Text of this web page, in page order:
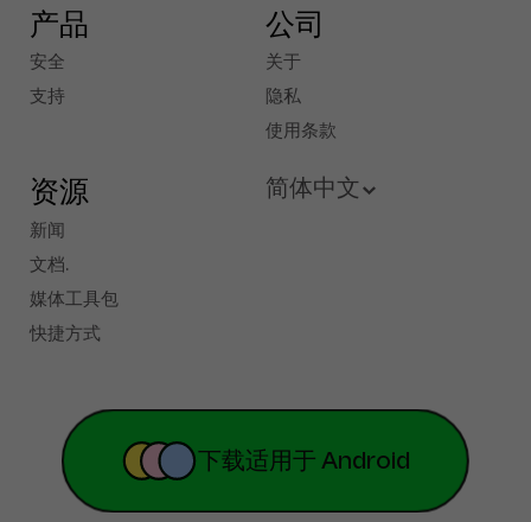
产品
安全
支持
公司
关于
隐私
使用条款
资源
新闻
文档.
媒体工具包
快捷方式
简体中文
Español
Portuguese
Русский
下载适用于 Android